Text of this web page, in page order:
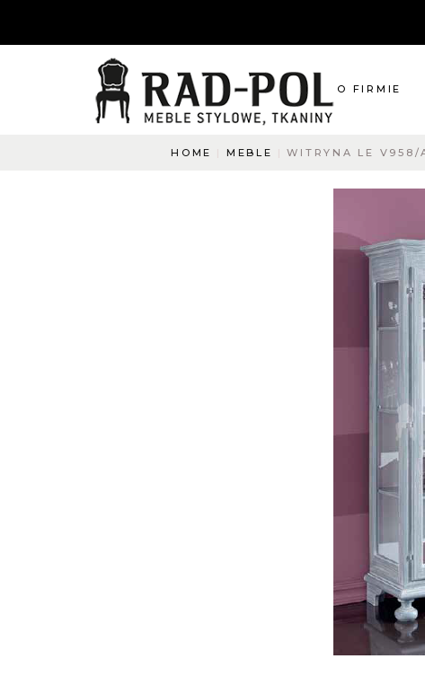
O FIRMIE
O co pytacie?
Napisz do nas
HOME MEBLE WITRYNA LE V958/